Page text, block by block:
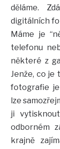
děláme.
digitálních
Máme je
telefonu
některé z
Jenže, co je
fotografie
lze
ji
odborném
krajně